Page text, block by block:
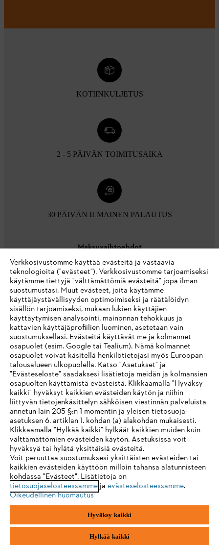
KOTIINKULJETUS
2 - 5 PÄIVÄN TOIMITUSAIKA
30 PÄIVÄN ILMAINEN PALAUTUS
Maksuvaihtoehdot
Yritys
STIHL FAQ
Palvelut
Yleiset ehdot Tietosuojakäytäntö Impressum
Evästeet Takuuehdot Oikeudelliset tiedot
Koivupuistontie 10 B
IHR BROWSER WIRD NICHT
UNTERSTÜTZT
Sie nutzen einen Browser, den wir noch nicht unterstützen. Für
eine optimale Nutzung unserer Seite empfehlen wir Ihnen, zu
einem der folgenden Browser zu wechseln:
Firefox Chrome
Verkkosivustomme käyttää evästeitä ja vastaavia
teknologioita ("evästeet"). Verkkosivustomme tarjoamiseksi
käytämme tiettyjä "välttämättömiä evästeitä" jopa ilman
suostumustasi. Muut evästeet, joita käytämme
käyttäjäystävällisyyden optimoimiseksi ja räätälöidyn
sisällön tarjoamiseksi, mukaan lukien käyttäjien
käyttäytymisen analysointi, mainonnan tehokkuus ja
kattavien käyttäjäprofiilien luominen, asetetaan vain
suostumuksellasi. Evästeitä käyttävät me ja kolmannet
osapuolet (esim. Google tai Tealium). Nämä kolmannet
osapuolet voivat käsitellä henkilötietojasi myös Euroopan
talousalueen ulkopuolella. Katso "Asetukset" ja
"Evästeseloste" saadaksesi lisätietoja meidän ja kolmansien
osapuolten käyttämistä evästeistä. Klikkaamalla "Hyväksy
kaikki" hyväksyt kaikkien evästeiden käytön ja niihin
liittyvän tietojenkäsittelyn sähköisen viestinnän palveluista
annetun lain 205 §:n 1 momentin ja yleisen tietosuoja-
asetuksen 6. artiklan 1. kohdan (a) alakohdan mukaisesti.
Klikkaamalla "Hylkää kaikki" hylkäät kaikkien muiden kuin
välttämättömien evästeiden käytön. Asetuksissa voit
hyväksyä tai hylätä yksittäisiä evästeitä.
Voit peruuttaa suostumuksesi yksittäisten evästeiden tai
kaikkien evästeiden käyttöön milloin tahansa alatunnisteen
kohdassa "Evästeet". Lisätietoja on
tietosuojaselosteessammeja evästeselosteessamme.
Oikeudellinen huomautus
Hyväksy kaikki
Hylkää kaikki